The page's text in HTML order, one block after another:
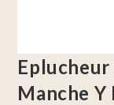
Manche Y